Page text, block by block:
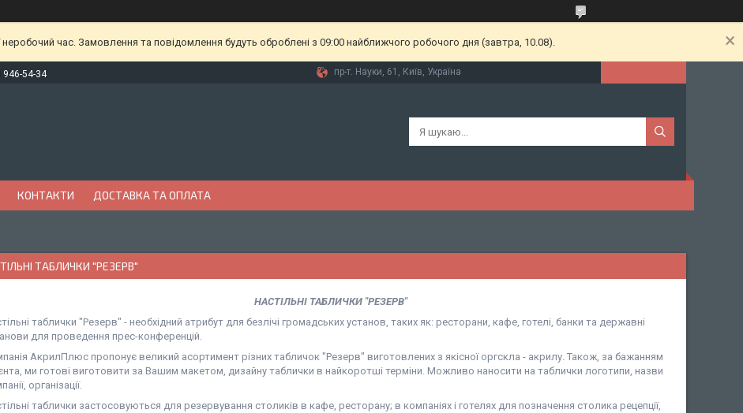
неробочий час. Замовлення та повідомлення будуть оброблені з 09:00 найближчого робочого дня (завтра, 10.08).
946-54-34 пр-т. Науки, 61, Київ, Україна
КОНТАКТИ ДОСТАВКА ТА ОПЛАТА
ТАБЛИЧКИ "РЕЗЕРВ"
НАСТІЛЬНІ ТАБЛИЧКИ "РЕЗЕРВ"
таблички "Резерв" - необхідний атрибут для безлічі громадських установ, таких як: ресторани, кафе, готелі, банки та державні
для проведення прес-конференцій.
АкрилПлюс пропонує великий асортимент різних табличок "Резерв" виготовлених з якісної оргскла - акрилу. Також, за бажанням
ми готові виготовити за Вашим макетом, дизайну таблички в найкоротші терміни. Можливо наносити на таблички логотипи, назви
організації.
таблички застосовуються для резервування столиків в кафе, ресторану; в компаніях і готелях для позначення столика рецепції,